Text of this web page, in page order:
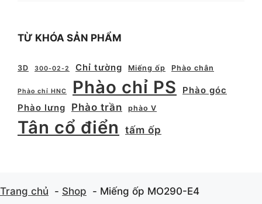
TỪ KHÓA SẢN PHẨM
3D 300-02-2 Chỉ tường Miếng ốp Phào chân
Phào chỉ HNC Phào chỉ PS
Phào góc
Phào lưng
Phào trần phào V
Tân cổ điển tấm ốp
Trang chủ Shop Miếng ốp MO290-E4